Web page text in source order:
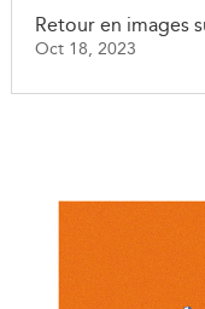
Retour en images
Oct 18, 2023